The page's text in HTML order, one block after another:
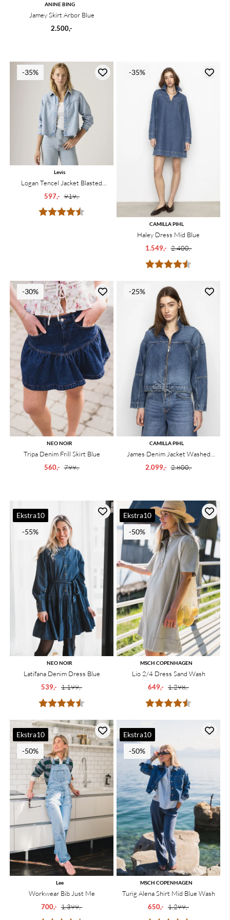
ANINE BING
Jamey Skirt Arbor Blue
2.500,-
-35%
Karakter:
Levis
Logan Tencel Jacket Blasted
Stone
597,- 919,-
-35%
Karakter:
CAMILLA PIHL
Haley Dress Mid Blue
1.549,- 2.400,-
-30%
NEO NOIR
Tripa Denim Frill Skirt Blue
560,- 799,-
-25%
CAMILLA PIHL
James Denim Jacket Washed
Dark Blue
2.099,- 2.800,-
Ekstra10
-55%
Karakter:
NEO NOIR
Latifana Denim Dress Blue
539,- 1.199,-
Ekstra10
-50%
Karakter:
MSCH COPENHAGEN
Lio 2/4 Dress Sand Wash
649,- 1.298,-
Ekstra10
-50%
Lee
Workwear Bib Just Me
700,- 1.399,-
Ekstra10
-50%
MSCH COPENHAGEN
Turig Alena Shirt Mid Blue Wash
650,- 1.299,-